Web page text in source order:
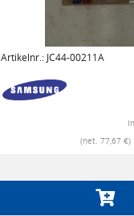
Artikelnr.: JC44-00211A
(net. 77,67 €)